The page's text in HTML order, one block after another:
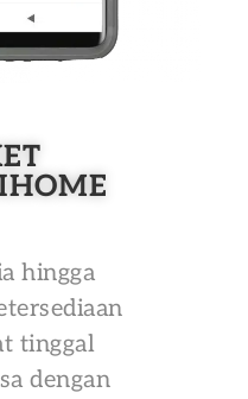
hingga
tinggal
dengan